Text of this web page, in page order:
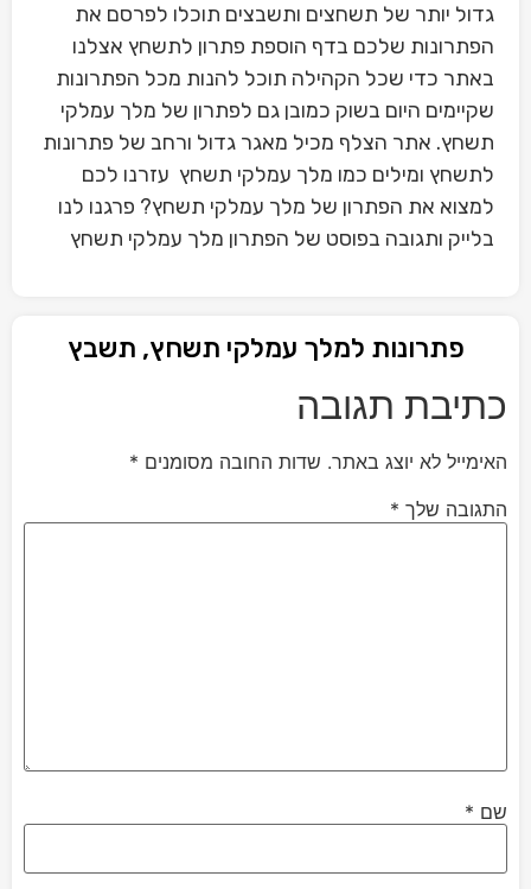
גדול יותר של תשחצים ותשבצים תוכלו לפרסם את
הפתרונות שלכם בדף הוספת פתרון לתשחץ אצלנו
באתר כדי שכל הקהילה תוכל להנות מכל הפתרונות
שקיימים היום בשוק כמובן גם לפתרון של מלך עמלקי
תשחץ. אתר הצלף מכיל מאגר גדול ורחב של פתרונות
לתשחץ ומילים כמו מלך עמלקי תשחץ עזרנו לכם
למצוא את הפתרון של מלך עמלקי תשחץ? פרגנו לנו
בלייק ותגובה בפוסט של הפתרון מלך עמלקי תשחץ
פתרונות למלך עמלקי תשחץ, תשבץ
כתיבת תגובה
האימייל לא יוצג באתר. שדות החובה מסומנים *
התגובה שלך *
שם *